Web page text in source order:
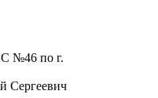
№46 по г.
Сергеевич